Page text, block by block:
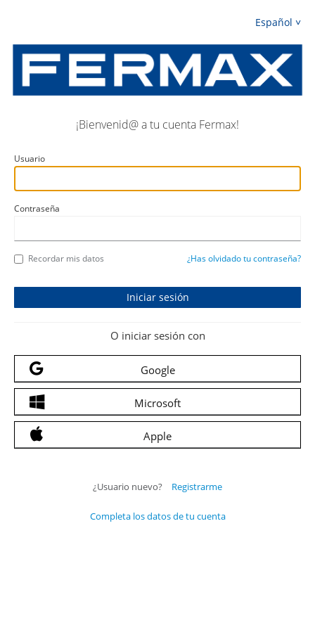
Español
¡Bienvenid@ a tu cuenta Fermax!
Usuario
Contraseña
Recordar mis datos ¿Has olvidado tu contraseña?
O iniciar sesión con
Google
Microsoft
Apple
¿Usuario nuevo? Registrarme
Completa los datos de tu cuenta